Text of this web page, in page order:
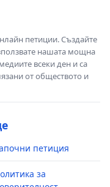
петиции. Създайте
нашата мощна
всеки ден и са
от обществото и
петиция
за